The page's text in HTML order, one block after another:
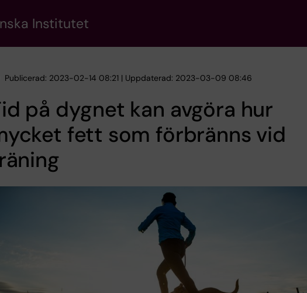
Institutet
Publicerad: 2023-02-14 08:21 | Uppdaterad: 2023-03-09 08:46
på dygnet kan avgöra hur
fett som förbränns vid